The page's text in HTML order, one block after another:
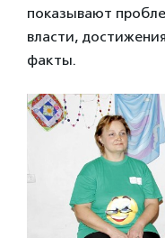
показывают
власти,
факты.